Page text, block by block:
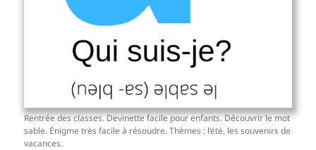
Rentrée des classes. Devinette facile pour enfants. Découvrir le mot
sable. Énigme très facile à résoudre. Thèmes : l’été, les souvenirs de
vacances.